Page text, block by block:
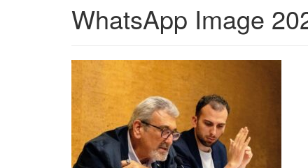
WhatsApp Image